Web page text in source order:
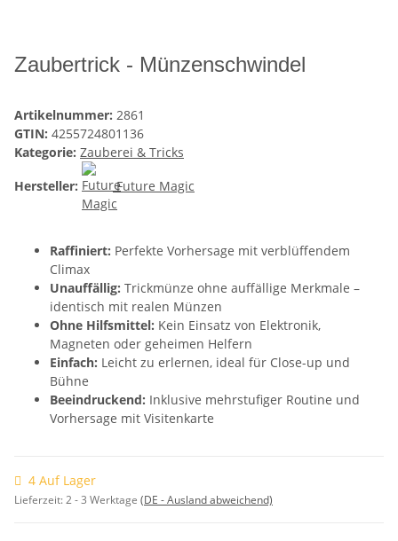
Zaubertrick - Münzenschwindel
Artikelnummer: 2861
GTIN: 4255724801136
Kategorie: Zauberei & Tricks
Hersteller:
Future Magic
Raffiniert: Perfekte Vorhersage mit verblüffendem
Climax
Unauffällig: Trickmünze ohne auffällige Merkmale –
identisch mit realen Münzen
Ohne Hilfsmittel: Kein Einsatz von Elektronik,
Magneten oder geheimen Helfern
Einfach: Leicht zu erlernen, ideal für Close-up und
Bühne
Beeindruckend: Inklusive mehrstufiger Routine und
Vorhersage mit Visitenkarte
4 Auf Lager
Lieferzeit:2 - 3 Werktage (DE - Ausland abweichend)